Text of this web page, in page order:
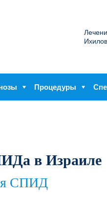
Процедуры
в Израиле
СПИД